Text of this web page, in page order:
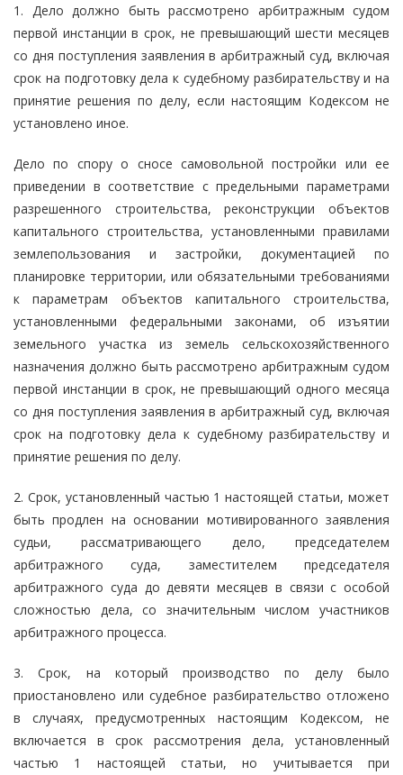
1. Дело должно быть рассмотрено арбитражным судом
первой инстанции в срок, не превышающий шести месяцев
со дня поступления заявления в арбитражный суд, включая
срок на подготовку дела к судебному разбирательству и на
принятие решения по делу, если настоящим Кодексом не
установлено иное.
Дело по спору о сносе самовольной постройки или ее
приведении в соответствие с предельными параметрами
разрешенного строительства, реконструкции объектов
капитального строительства, установленными правилами
землепользования и застройки, документацией по
планировке территории, или обязательными требованиями
к параметрам объектов капитального строительства,
установленными федеральными законами, об изъятии
земельного участка из земель сельскохозяйственного
назначения должно быть рассмотрено арбитражным судом
первой инстанции в срок, не превышающий одного месяца
со дня поступления заявления в арбитражный суд, включая
срок на подготовку дела к судебному разбирательству и
принятие решения по делу.
2. Срок, установленный частью 1 настоящей статьи, может
быть продлен на основании мотивированного заявления
судьи, рассматривающего дело, председателем
арбитражного суда, заместителем председателя
арбитражного суда до девяти месяцев в связи с особой
сложностью дела, со значительным числом участников
арбитражного процесса.
3. Срок, на который производство по делу было
приостановлено или судебное разбирательство отложено
в случаях, предусмотренных настоящим Кодексом, не
включается в срок рассмотрения дела, установленный
частью 1 настоящей статьи, но учитывается при